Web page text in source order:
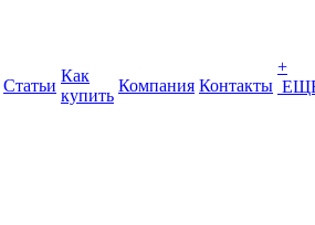
Статьи
Как
купить
Компания Контакты
+